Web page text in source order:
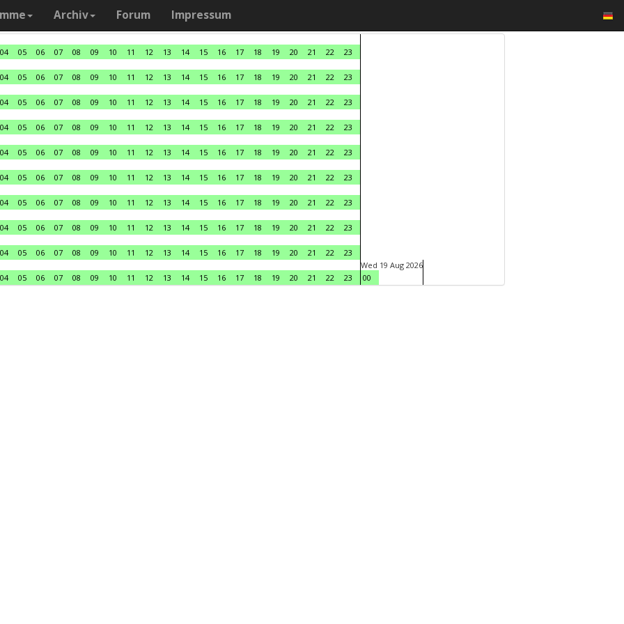
Archiv Forum Impressum
04 05 06 07 08 09 10 11 12 13 14 15 16 17 18 19 20 21 22 23
04 05 06 07 08 09 10 11 12 13 14 15 16 17 18 19 20 21 22 23
04 05 06 07 08 09 10 11 12 13 14 15 16 17 18 19 20 21 22 23
04 05 06 07 08 09 10 11 12 13 14 15 16 17 18 19 20 21 22 23
04 05 06 07 08 09 10 11 12 13 14 15 16 17 18 19 20 21 22 23
04 05 06 07 08 09 10 11 12 13 14 15 16 17 18 19 20 21 22 23
04 05 06 07 08 09 10 11 12 13 14 15 16 17 18 19 20 21 22 23
04 05 06 07 08 09 10 11 12 13 14 15 16 17 18 19 20 21 22 23
04 05 06 07 08 09 10 11 12 13 14 15 16 17 18 19 20 21 22 23
04 05 06 07 08 09 10 11 12 13 14 15 16 17 18 19 20 21 22 23
Wed 19 Aug 2026
00